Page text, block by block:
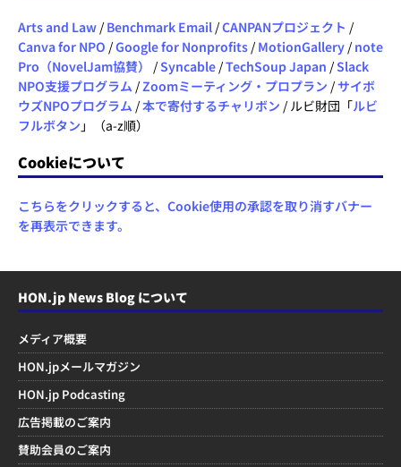
Arts and Law / Benchmark Email /CANPANプロジェクト /
Canva for NPO /Google for Nonprofits / MotionGallery / note
Pro（NovelJam協賛）
/Syncable /TechSoup Japan /Slack
NPO支援プログラム /Zoomミーティング・プロプラン /サイボ
ウズNPOプログラム /本で寄付するチャリボン / ルビ財団「ルビ
フルボタン 」（a-z順）
Cookieについて
こちらをクリックすると、Cookie使用の承認を取り消すバナー
を再表示できます。
HON.jp News Blog について
メディア概要
HON.jpメールマガジン
HON.jp Podcasting
広告掲載のご案内
賛助会員のご案内